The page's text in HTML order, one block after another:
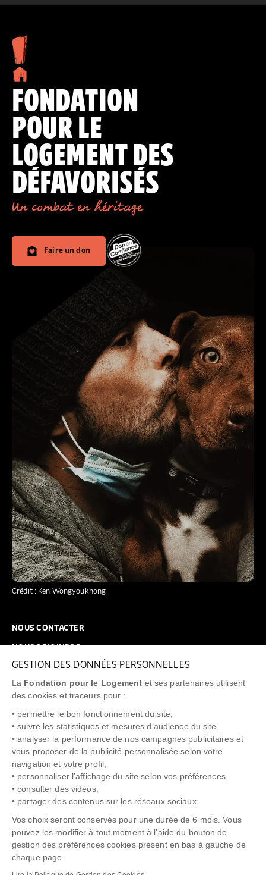
GESTION DES DONNÉES PERSONNELLES
La Fondation pour le Logement et ses partenaires utilisent
des cookies et traceurs pour :
• permettre le bon fonctionnement du site,
• suivre les statistiques et mesures d’audience du site,
• analyser la performance de nos campagnes publicitaires et
vous proposer de la publicité personnalisée selon votre
navigation et votre profil,
• personnaliser l’affichage du site selon vos préférences,
• consulter des vidéos,
• partager des contenus sur les réseaux sociaux.
Vos choix seront conservés pour une durée de 6 mois. Vous
pouvez les modifier à tout moment à l’aide du bouton de
gestion des préférences cookies présent en bas à gauche de
chaque page.
Crédit : Ken Wongyoukhong
FONDATION
POUR LE
LOGEMENT DES
DÉFAVORISÉS
Un combat en héritage
Faire un don
NOUS CONTACTER
FAQ
NEWSLETTER
"Allô Prévention Expulsion" 0805 299 049